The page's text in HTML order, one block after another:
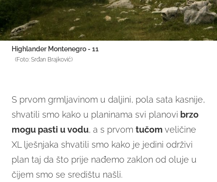
Highlander Montenegro - 11
(Foto: Srđan Brajković)
S prvom grmljavinom u daljini, pola sata kasnije,
shvatili smo kako u planinama svi planovi brzo
mogu pasti u vodu, a s prvom tučom veličine
XL lješnjaka shvatili smo kako je jedini održivi
plan taj da što prije nađemo zaklon od oluje u
čijem smo se središtu našli.